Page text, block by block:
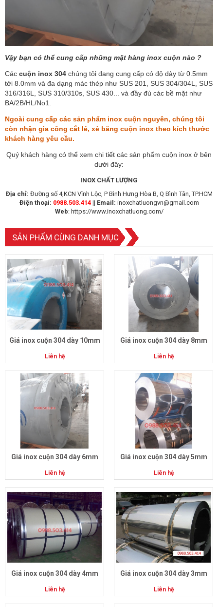
Vậy bạn có thể cung cấp những mặt hàng inox cuộn nào ?
Các cuộn inox 304 chúng tôi đang cung cấp có độ dày từ 0.5mm
tới 8.0mm và đa dạng mác thép như SUS 201, SUS 304/304L, SUS
316/316L, SUS 310/310s, SUS 430... và đầy đủ các bề mặt như
BA/2B/HL/No1.
Ngoài cung cấp các sản phẩm inox cuộn nguyên, chúng tôi
còn nhận gia công cắt lẻ, xẻ băng cuộn inox theo kích thước
khách hàng yêu cầu.
Quý khách hàng có thể xem chi tiết các sản phẩm cuộn inox ở bên
dưới đây:
INOX CHẤT LƯỢNG
Địa chỉ: Đường số 4,KCN Vĩnh Lộc, P Bình Hưng Hòa B, Q Bình Tân, TP.HCM
Điện thoại: 0988.503.414|| Email: inoxchatluongvn@gmail.com
Web: https://www.inoxchatluong.com/
SẢN PHẨM CÙNG DANH MỤC
Giá inox cuộn 304 dày 10mm
Liên hệ
Giá inox cuộn 304 dày 8mm
Liên hệ
Giá inox cuộn 304 dày 6mm
Liên hệ
Giá inox cuộn 304 dày 5mm
Liên hệ
Giá inox cuộn 304 dày 4mm
Liên hệ
Giá inox cuộn 304 dày 3mm
Liên hệ